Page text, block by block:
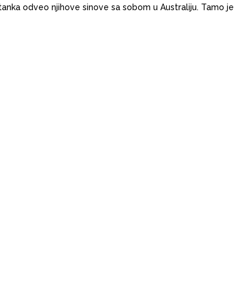
odveo njihove sinove sa sobom u Australiju. Tamo je